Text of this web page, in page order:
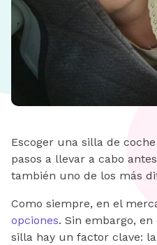
Escoger una silla de
pasos a llevar a cabo
también uno de los más
Como siempre, en el
opciones. Sin embargo,
silla hay un factor clave: